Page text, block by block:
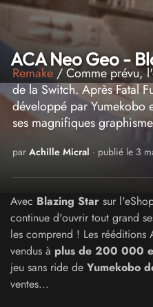
ACA Neo Geo -
Remake / Comme prévu,
de la Switch. Après Fatal
développé par Yumekobo
ses magnifiques
par Achille Micral · publié le 3
Avec Blazing Star sur
continue d'ouvrir tout grand
les comprend ! Les
vendus à plus de 200 000
jeu sans ride de Yumekobo
ventes...